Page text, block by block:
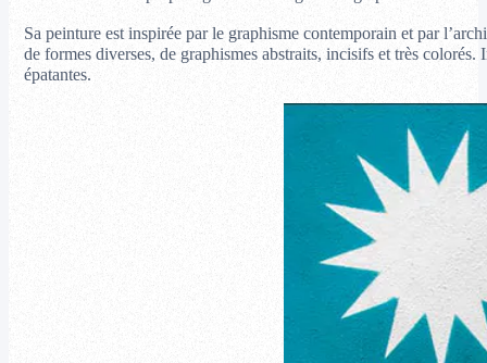
Sa peinture est inspirée par le graphisme contemporain et par
de formes diverses, de graphismes abstraits, incisifs et très
épatantes.